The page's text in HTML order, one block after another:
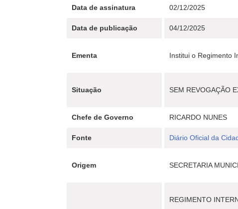
Data de assinatura 02/12/2025
Data de publicação 04/12/2025
Ementa Institui o Regimento
Situação SEM REVOGAÇÃO
Chefe de Governo RICARDO NUNES
Fonte Diário Oficial da
Origem SECRETARIA
REGIMENTO